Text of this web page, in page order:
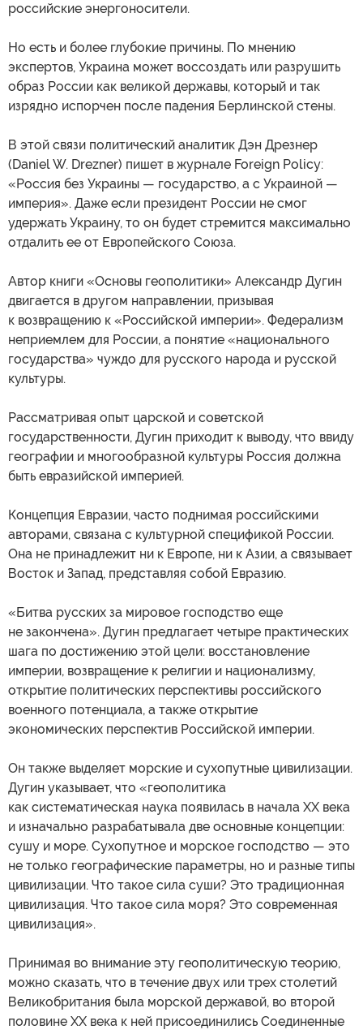
российские энергоносители.
Но есть и более глубокие причины. По мнению
экспертов, Украина может воссоздать или разрушить
образ России как великой державы, который и так
изрядно испорчен после падения Берлинской стены.
В этой связи политический аналитик Дэн Дрезнер
(Daniel W. Drezner) пишет в журнале Foreign Policy:
«Россия без Украины — государство, а с Украиной —
империя». Даже если президент России не смог
удержать Украину, то он будет стремится максимально
отдалить ее от Европейского Союза.
Автор книги «Основы геополитики» Александр Дугин
двигается в другом направлении, призывая
к возвращению к «Российской империи». Федерализм
неприемлем для России, а понятие «национального
государства» чуждо для русского народа и русской
культуры.
Рассматривая опыт царской и советской
государственности, Дугин приходит к выводу, что ввиду
географии и многообразной культуры Россия должна
быть евразийской империей.
Концепция Евразии, часто поднимая российскими
авторами, связана с культурной спецификой России.
Она не принадлежит ни к Европе, ни к Азии, а связывает
Восток и Запад, представляя собой Евразию.
«Битва русских за мировое господство еще
не закончена». Дугин предлагает четыре практических
шага по достижению этой цели: восстановление
империи, возвращение к религии и национализму,
открытие политических перспективы российского
военного потенциала, а также открытие
экономических перспектив Российской империи.
Он также выделяет морские и сухопутные цивилизации.
Дугин указывает, что «геополитика
как систематическая наука появилась в начала ХХ века
и изначально разрабатывала две основные концепции:
сушу и море. Сухопутное и морское господство — это
не только географические параметры, но и разные типы
цивилизации. Что такое сила суши? Это традиционная
цивилизация. Что такое сила моря? Это современная
цивилизация».
Принимая во внимание эту геополитическую теорию,
можно сказать, что в течение двух или трех столетий
Великобритания была морской державой, во второй
половине ХХ века к ней присоединились Соединенные